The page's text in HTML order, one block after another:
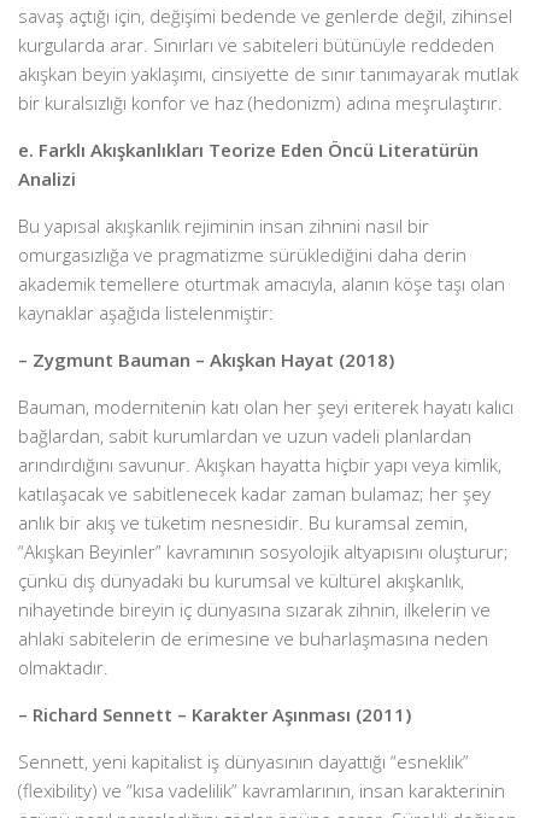
savaş açtığı için, değişimi bedende ve genlerde değil, zihinsel
kurgularda arar. Sınırları ve sabiteleri bütünüyle reddeden
akışkan beyin yaklaşımı, cinsiyette de sınır tanımayarak mutlak
bir kuralsızlığı konfor ve haz (hedonizm) adına meşrulaştırır.
e. Farklı Akışkanlıkları Teorize Eden Öncü Literatürün
Analizi
Bu yapısal akışkanlık rejiminin insan zihnini nasıl bir
omurgasızlığa ve pragmatizme sürüklediğini daha derin
akademik temellere oturtmak amacıyla, alanın köşe taşı olan
kaynaklar aşağıda listelenmiştir:
– Zygmunt Bauman – Akışkan Hayat (2018)
Bauman, modernitenin katı olan her şeyi eriterek hayatı kalıcı
bağlardan, sabit kurumlardan ve uzun vadeli planlardan
arındırdığını savunur. Akışkan hayatta hiçbir yapı veya kimlik,
katılaşacak ve sabitlenecek kadar zaman bulamaz; her şey
anlık bir akış ve tüketim nesnesidir. Bu kuramsal zemin,
“Akışkan Beyinler” kavramının sosyolojik altyapısını oluşturur;
çünkü dış dünyadaki bu kurumsal ve kültürel akışkanlık,
nihayetinde bireyin iç dünyasına sızarak zihnin, ilkelerin ve
ahlaki sabitelerin de erimesine ve buharlaşmasına neden
olmaktadır.
– Richard Sennett – Karakter Aşınması (2011)
Sennett, yeni kapitalist iş dünyasının dayattığı “esneklik”
(flexibility) ve “kısa vadelilik” kavramlarının, insan karakterinin